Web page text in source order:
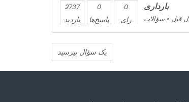
بارداری
• سؤالات
2737
بازدید
0
پاسخ‌ها
0
رای
یک سؤال بپرسید